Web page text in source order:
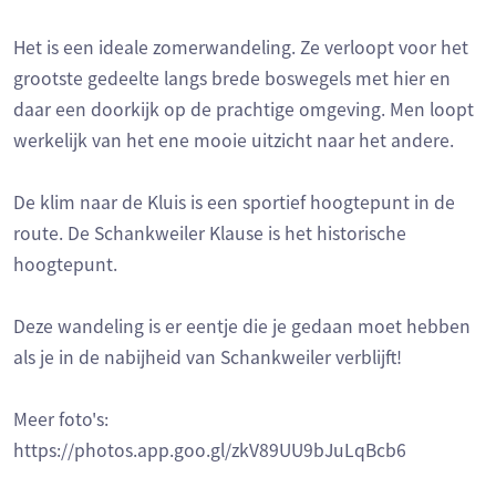
Het is een ideale zomerwandeling. Ze verloopt voor het
grootste gedeelte langs brede boswegels met hier en
daar een doorkijk op de prachtige omgeving. Men loopt
werkelijk van het ene mooie uitzicht naar het andere.
De klim naar de Kluis is een sportief hoogtepunt in de
route. De Schankweiler Klause is het historische
hoogtepunt.
Deze wandeling is er eentje die je gedaan moet hebben
als je in de nabijheid van Schankweiler verblijft!
Meer foto's:
https://photos.app.goo.gl/zkV89UU9bJuLqBcb6